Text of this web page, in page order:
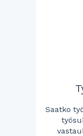
Saatko